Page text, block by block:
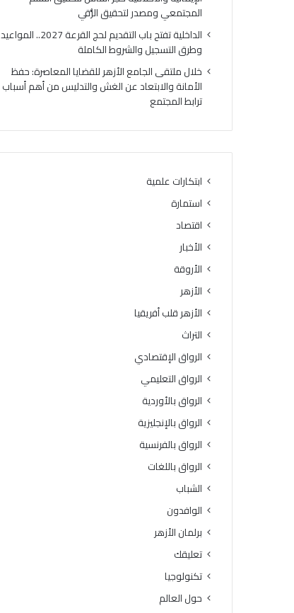
المجتمعي ومصدر لتحقيق الرُّقي
الداخلية تفتح باب التقديم لحج القرعة 2027.. المواعيد
وطرق التسجيل والشروط الكاملة
خلال ملتقى الجامع الأزهر للقضايا المعاصرة: حفظ
الأمانة والابتعاد عن الغش والتدليس من أهم أسباب
ترابط المجتمع
ابتكارات علمية
استمارة
اقتصاد
الأخبار
الأروقة
الأزهر
الأزهر قلب أفريقيا
التراث
الرواق الإقتصادي
الرواق التعليمي
الرواق بالأوردية
الرواق بالإنجليزية
الرواق بالفرنسية
الرواق باللغات
الشباب
الوافدون
برلمان الأزهر
تعليقك
تكنولوجيا
حول العالم